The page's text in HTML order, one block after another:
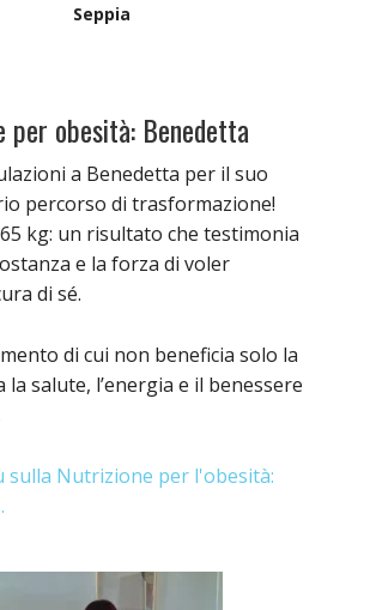
Seppia
per obesità: Benedetta
a Benedetta per il suo
percorso di trasformazione!
kg: un risultato che testimonia
e la forza di voler
di sé.
di cui non beneficia solo la
la salute, l’energia e il benessere
sulla Nutrizione per l'obesità: